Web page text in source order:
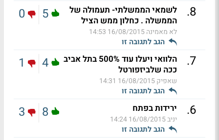
8
.
לשמאי הממשלתי- תעמולה של
הממשלה . כחלון ממש הציל
לא מאמינה16/08/2015 14:53
הגב לתגובה זו
5
0
7
.
הלוואי ויעלו עוד 500% בתל אביב
ככה שלביזפורטל
שאפיק16/08/2015 14:31
הגב לתגובה זו
4
1
6
. ירידות בפתח
יניב16/08/2015 14:24
הגב לתגובה זו
8
3